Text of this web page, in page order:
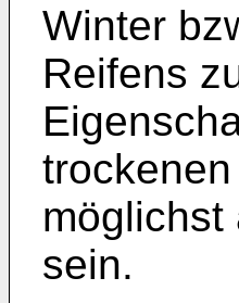
Winter
Reifens
möglichst
sein.